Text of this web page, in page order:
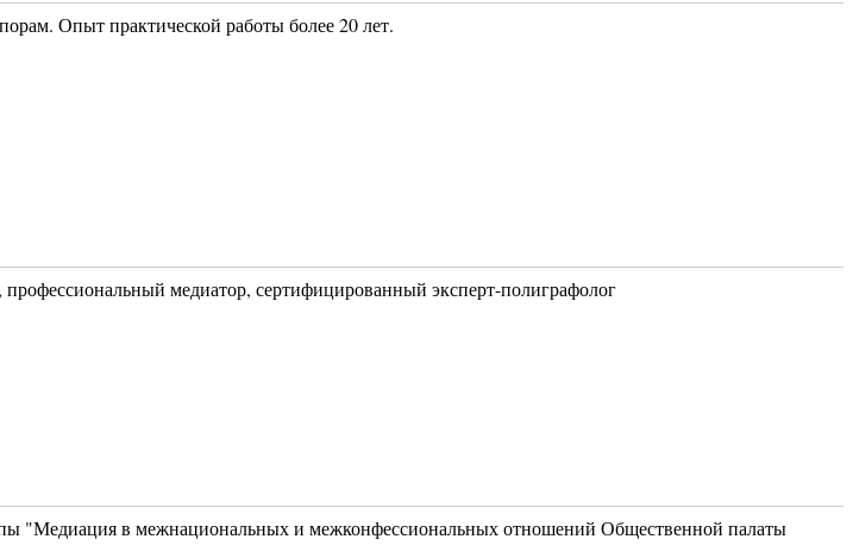
Опыт практической работы более 20 лет.
медиатор, сертифицированный эксперт-полиграфолог
"Медиация в межнациональных и межконфессиональных отношений Общественной палаты